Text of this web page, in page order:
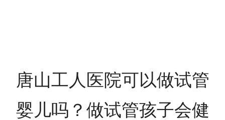
唐山工人医院可以做试管
婴儿吗？做试管孩子会健